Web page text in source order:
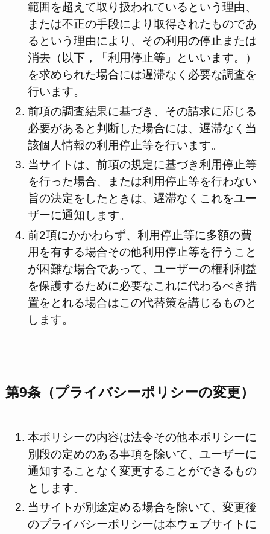
範囲を超えて取り扱われているという理由、
または不正の手段により取得されたものであ
るという理由により、その利用の停止または
消去（以下，「利用停止等」といいます。）
を求められた場合には遅滞なく必要な調査を
行います。
前項の調査結果に基づき、その請求に応じる
必要があると判断した場合には、遅滞なく当
該個人情報の利用停止等を行います。
当サイトは、前項の規定に基づき利用停止等
を行った場合、または利用停止等を行わない
旨の決定をしたときは、遅滞なくこれをユー
ザーに通知します。
前2項にかかわらず、利用停止等に多額の費
用を有する場合その他利用停止等を行うこと
が困難な場合であって、ユーザーの権利利益
を保護するために必要なこれに代わるべき措
置をとれる場合はこの代替策を講じるものと
します。
第9条（プライバシーポリシーの変更）
本ポリシーの内容は法令その他本ポリシーに
別段の定めのある事項を除いて、ユーザーに
通知することなく変更することができるもの
とします。
当サイトが別途定める場合を除いて、変更後
のプライバシーポリシーは本ウェブサイトに